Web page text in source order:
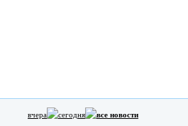
вчера сегодня все новости